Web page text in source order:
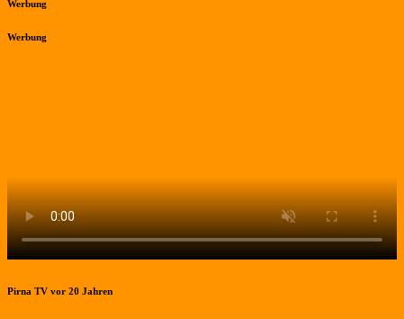
Werbung
Werbung
Pirna TV vor 20 Jahren